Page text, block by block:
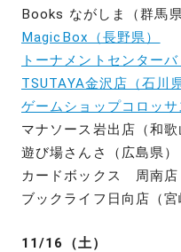
Books ながしま（群馬県
MagicBox（長野県）
トーナメントセンター
TSUTAYA金沢店（石川県
ゲームショップコロッサ
マナソース岩出店（和歌
遊び場さんさ（広島県）
カードボックス 周南店
ブックライフ日向店（宮
11/16（土）